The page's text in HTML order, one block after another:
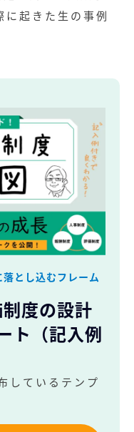
に起きた生の事例
とし込むフレーム
制度の設計
ト（記入例
しているテンプ